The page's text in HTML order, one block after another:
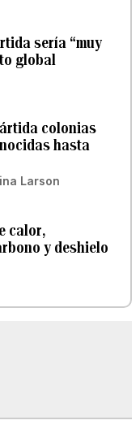
sería “muy
global
colonias
hasta
Larson
calor,
y deshielo